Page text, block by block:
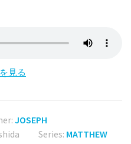
見る
JOSEPH
Series: MATTHEW